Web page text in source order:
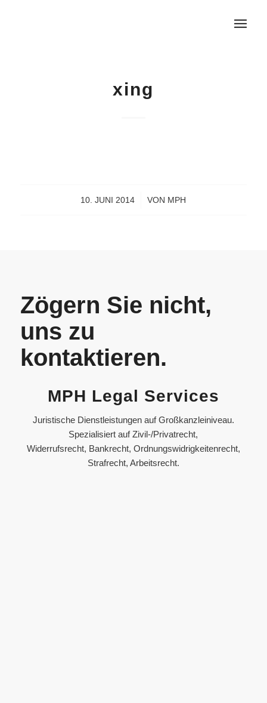
xing
10. JUNI 2014
/ VON MPH
Zögern Sie nicht,
uns zu
kontaktieren.
MPH Legal Services
Juristische Dienstleistungen auf Großkanzleiniveau.
Spezialisiert auf Zivil-/Privatrecht,
Widerrufsrecht, Bankrecht, Ordnungswidrigkeitenrecht,
Strafrecht, Arbeitsrecht.